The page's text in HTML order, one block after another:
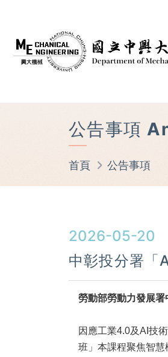
公告事項
首頁 公告事項
2026-05-20
中彰投分署「
勞動部勞動力發展署
因應工業4.0及AI 技
班 」本課程聚焦智